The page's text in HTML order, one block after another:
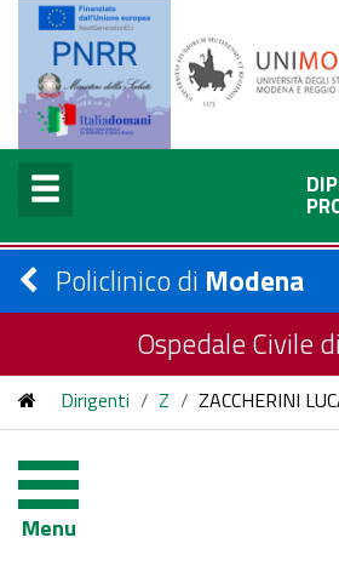
Policlinico di Modena
Ospedale Civile di
Dirigenti / Z / ZACCHERINI
Menu